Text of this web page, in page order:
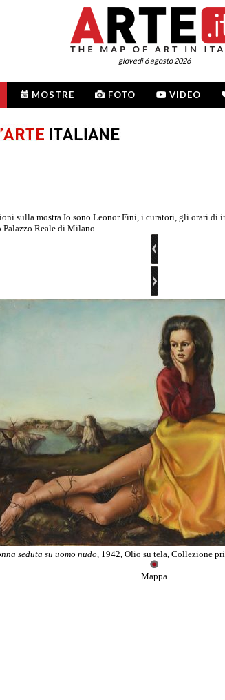
giovedì 6 agosto 2026
MOSTRE FOTO VIDEO
sulla mostra Io sono Leonor Fini, i curatori, gli orari di
Palazzo Reale di Milano.
seduta su uomo nudo, 1942, Olio su tela, Collezione
Mappa